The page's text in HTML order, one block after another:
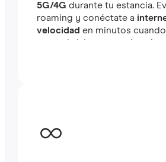
5G/4G durante tu estancia.
roaming y conéctate a
velocidad en minutos
tanto si viajas como si estás